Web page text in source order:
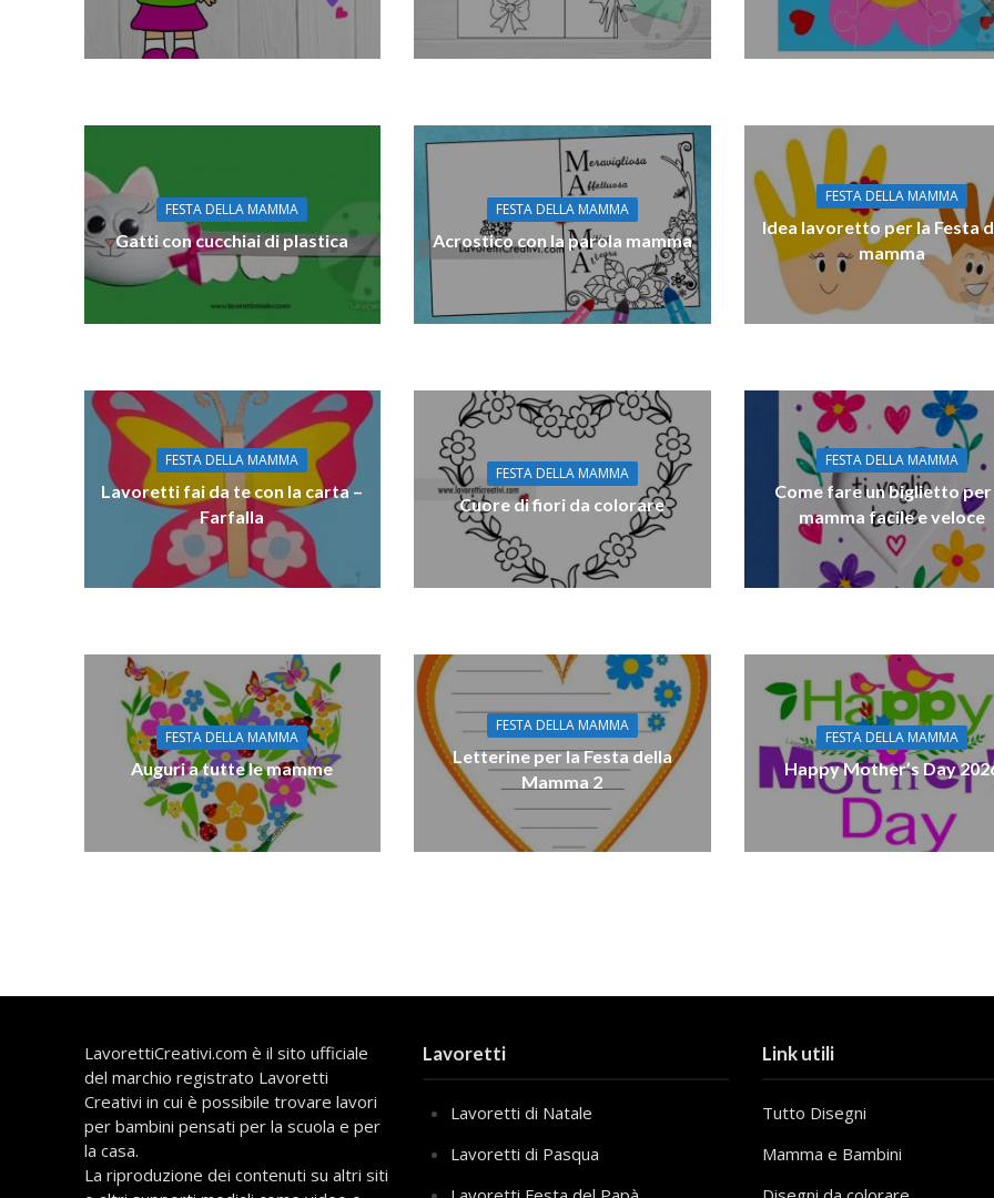
FESTA DELLA MAMMA
Gatti con cucchiai di plastica
FESTA DELLA MAMMA
Acrostico con la parola mamma
FESTA DELLA MAMMA
Idea lavoretto per la Festa
mamma
FESTA DELLA MAMMA
Lavoretti fai da te con la carta –
Farfalla
FESTA DELLA MAMMA
Cuore di fiori da colorare
FESTA DELLA MAMMA
Come fare un biglietto per
mamma facile e veloce
FESTA DELLA MAMMA
Auguri a tutte le mamme
FESTA DELLA MAMMA
Letterine per la Festa della
Mamma 2
FESTA DELLA MAMMA
Happy Mother’s Day
LavorettiCreativi.com è il sito ufficiale
del marchio registrato Lavoretti
Creativi in cui è possibile trovare lavori
per bambini pensati per la scuola e per
la casa.
La riproduzione dei contenuti su altri siti
Lavoretti
Lavoretti di Natale
Lavoretti di Pasqua
Link utili
Tutto Disegni
Mamma e Bambini